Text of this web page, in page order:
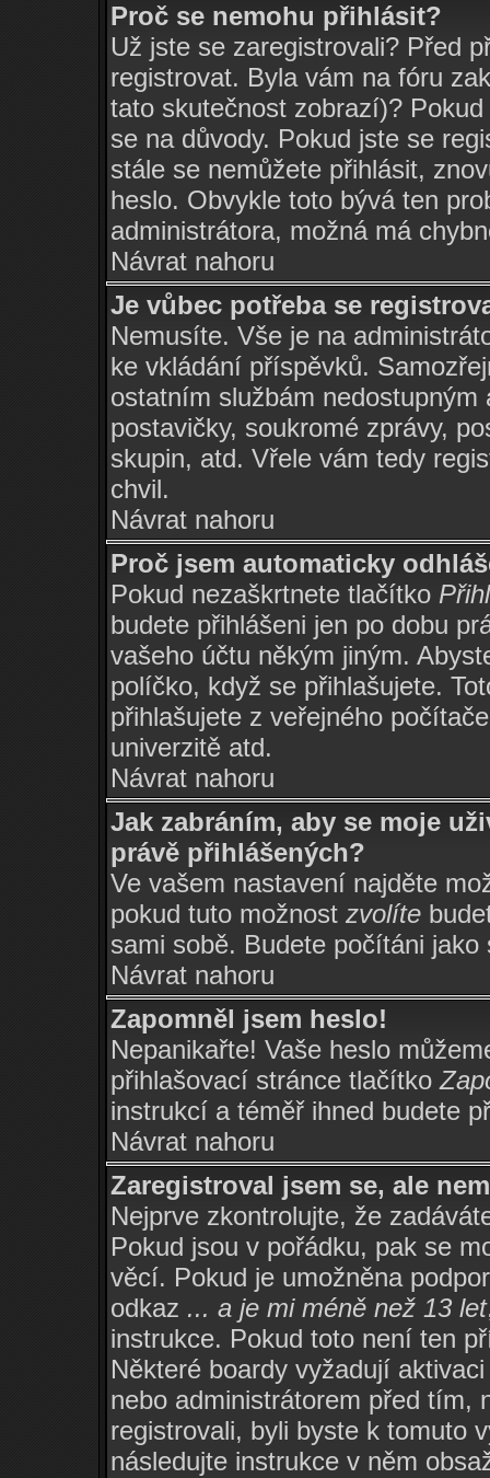
Proč se nemohu přihlásit?
Už jste se zaregistrovali? Před
registrovat. Byla vám na fóru
tato skutečnost zobrazí)?
se na důvody. Pokud jste se
stále se nemůžete přihlásit,
heslo. Obvykle toto bývá ten
administrátora, možná má
Návrat nahoru
Je vůbec potřeba se
Nemusíte. Vše je na
ke vkládání příspěvků.
ostatním službám
postavičky, soukromé zprávy,
skupin, atd. Vřele vám tedy
chvil.
Návrat nahoru
Proč jsem automaticky
Pokud nezaškrtnete tlačítko
budete přihlášeni jen po dobu
vašeho účtu někým jiným.
políčko, když se přihlašujete.
přihlašujete z veřejného
univerzitě atd.
Návrat nahoru
Jak zabráním, aby se moje
právě přihlášených?
Ve vašem nastavení najděte
pokud tuto možnost zvolíte
sami sobě. Budete počítáni jako
Návrat nahoru
Zapomněl jsem heslo!
Nepanikařte! Vaše heslo
přihlašovací stránce tlačítko
instrukcí a téměř ihned budete
Návrat nahoru
Zaregistroval jsem se, ale
Nejprve zkontrolujte, že
Pokud jsou v pořádku, pak se
věcí. Pokud je umožněna
odkaz ... a je mi méně než 13 let
instrukce. Pokud toto není ten
Některé boardy vyžadují
nebo administrátorem před tím,
registrovali, byli byste k tomuto
následujte instrukce v něm